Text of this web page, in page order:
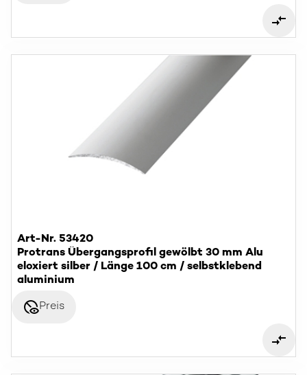
Art-Nr. 53420
Protrans Übergangsprofil gewölbt 30 mm Alu
eloxiert silber / Länge 100 cm / selbstklebend
aluminium
disabled_visiblePreis